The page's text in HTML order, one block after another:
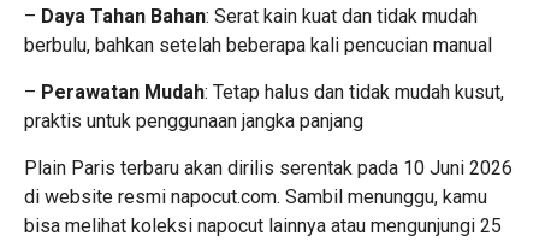
– Daya Tahan Bahan: Serat kain kuat dan tidak mudah
berbulu, bahkan setelah beberapa kali pencucian manual
– Perawatan Mudah: Tetap halus dan tidak mudah kusut,
praktis untuk penggunaan jangka panjang
Plain Paris terbaru akan dirilis serentak pada 10 Juni 2026
di website resmi napocut.com. Sambil menunggu, kamu
bisa melihat koleksi napocut lainnya atau mengunjungi 25